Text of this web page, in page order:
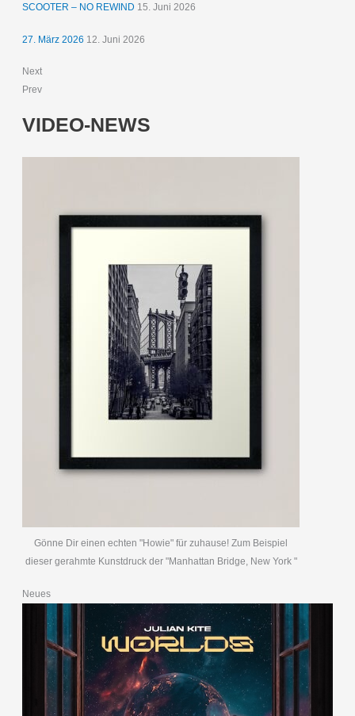
SCOOTER – NO REWIND 15. Juni 2026
27. März 2026 12. Juni 2026
Next
Prev
VIDEO-NEWS
Gönne Dir einen echten "Howie" für zuhause! Zum Beispiel
dieser gerahmte Kunstdruck der "Manhattan Bridge, New York "
Neues